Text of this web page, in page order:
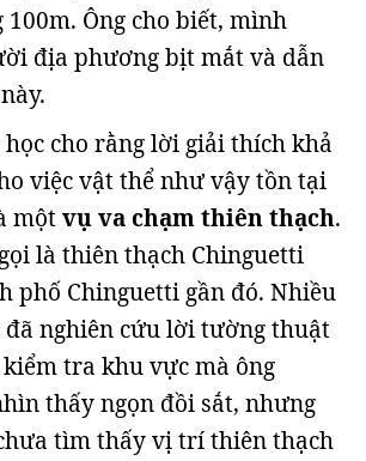
Ông cho biết, mình
địa phương bịt mắt và dẫn
học cho rằng lời giải thích khả
việc vật thể như vậy tồn tại
mộtvụ va chạm thiên thạch.
là thiên thạch Chinguetti
phố Chinguetti gần đó. Nhiều
đã nghiên cứu lời tường thuật
tra khu vực mà ông
thấy ngọn đồi sắt, nhưng
tìm thấy vị trí thiên thạch